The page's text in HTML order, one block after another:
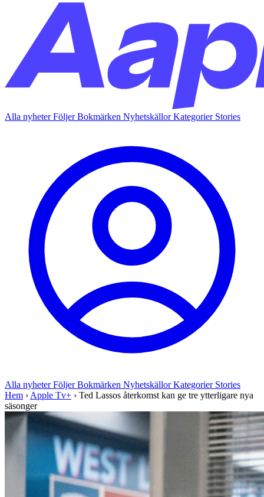
Alla nyheterFöljerBokmärken NyhetskällorKategorier Stories
Alla nyheterFöljerBokmärken NyhetskällorKategorier Stories
Hem › Apple Tv+ › Ted Lassos återkomst kan ge tre ytterligare nya
säsonger